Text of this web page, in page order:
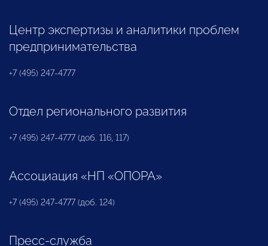
Центр экспертизы и аналитики проблем
предпринимательства
+7 (495) 247-4777
Отдел регионального развития
+7 (495) 247-4777 (доб. 116, 117)
Ассоциация «НП «ОПОРА»
+7 (495) 247-4777 (доб. 124)
Пресс-служба